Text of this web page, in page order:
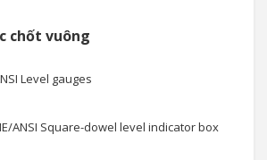
chốt vuông
Level gauges
ANSI Square-dowel level indicator box